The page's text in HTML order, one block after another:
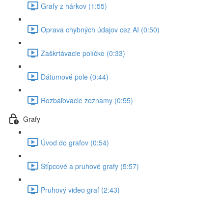
Grafy z hárkov (1:55)
Oprava chybných údajov cez AI (0:50)
Zaškrtávacie políčko (0:33)
Dátumové pole (0:44)
Rozbaľovacie zoznamy (0:55)
Grafy
Úvod do grafov (0:54)
Stĺpcové a pruhové grafy (5:57)
Pruhový video graf (2:43)